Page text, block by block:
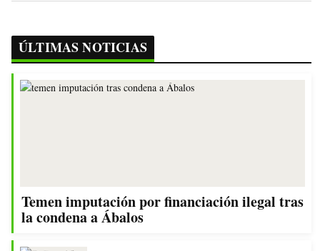
ÚLTIMAS NOTICIAS
Temen imputación por financiación ilegal tras
la condena a Ábalos